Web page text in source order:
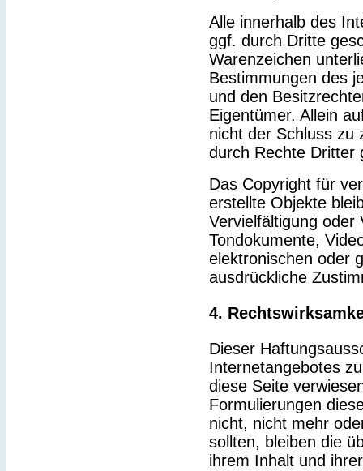
Alle innerhalb des
ggf. durch Dritte
Warenzeichen
Bestimmungen des
und den
Eigentümer. Allein
nicht der Schluss zu
durch Rechte Dritter
Das Copyright für
erstellte Objekte
Vervielfältigung oder
Tondokumente,
elektronischen oder
ausdrückliche
4.
Dieser
Internetangebotes
diese Seite
Formulierungen
nicht, nicht mehr
sollten, bleiben die
ihrem Inhalt und